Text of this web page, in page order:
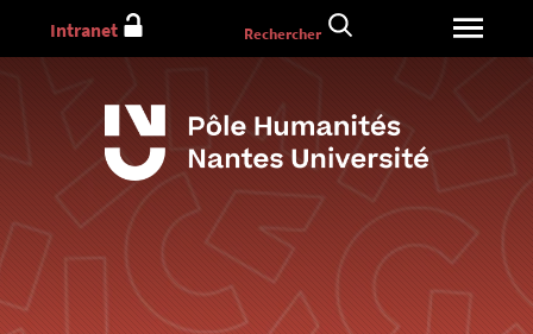
au
Intranet Rechercher